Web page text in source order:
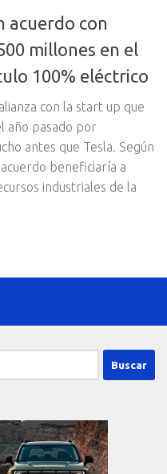
acuerdo con
millones en el
100% eléctrico
con la start up que
año pasado por
antes que Tesla. Según
beneficiaría a
industriales de la